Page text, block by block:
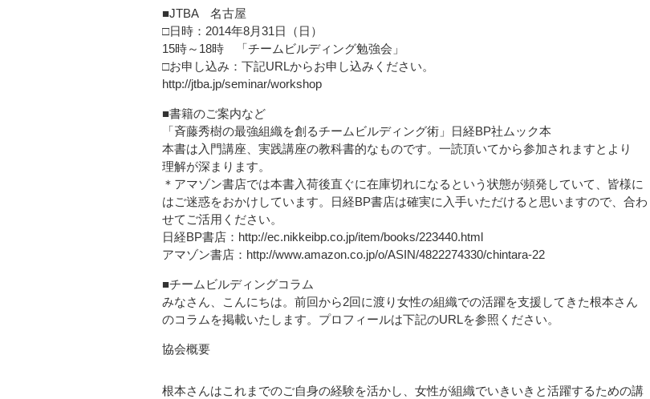
■JTBA 名古屋
□日時：2014年8月31日（日）
15時～18時 「チームビルディング勉強会」
□お申し込み：下記URLからお申し込みください。
http://jtba.jp/seminar/workshop
■書籍のご案内など
「斉藤秀樹の最強組織を創るチームビルディング術」日経BP社ムック本
本書は入門講座、実践講座の教科書的なものです。一読頂いてから参加されますとより
理解が深まります。
＊アマゾン書店では本書入荷後直ぐに在庫切れになるという状態が頻発していて、皆様に
はご迷惑をおかけしています。日経BP書店は確実に入手いただけると思いますので、合わ
せてご活用ください。
日経BP書店：http://ec.nikkeibp.co.jp/item/books/223440.html
アマゾン書店：http://www.amazon.co.jp/o/ASIN/4822274330/chintara-22
■チームビルディングコラム
みなさん、こんにちは。前回から2回に渡り女性の組織での活躍を支援してきた根本さん
のコラムを掲載いたします。プロフィールは下記のURLを参照ください。
協会概要
根本さんはこれまでのご自身の経験を活かし、女性が組織でいきいきと活躍するための講